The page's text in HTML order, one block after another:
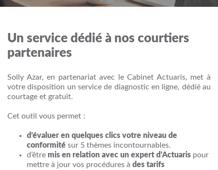
Un service dédié à nos courtiers
partenaires
Solly Azar, en partenariat avec le Cabinet Actuaris, met à
votre disposition un service de diagnostic en ligne, dédié au
courtage et gratuit.
Cet outil vous permet :
d’évaluer en quelques clics votre niveau de
conformité sur 5 thèmes incontournables.
d’être mis en relation avec un expert d’Actuaris pour
mettre à jour vos procédures à des tarifs